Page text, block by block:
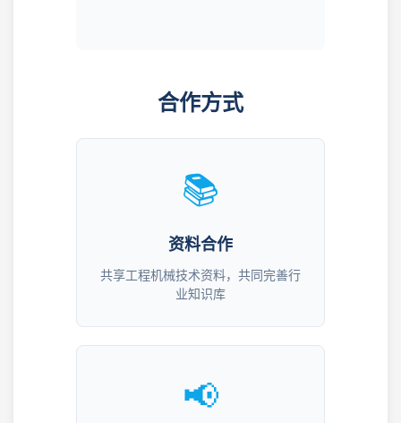
合作方式
📚
资料合作
共享工程机械技术资料，共同完善行
业知识库
📢